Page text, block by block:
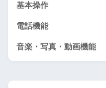
基本操作
電話機能
音楽・写真・動画機能